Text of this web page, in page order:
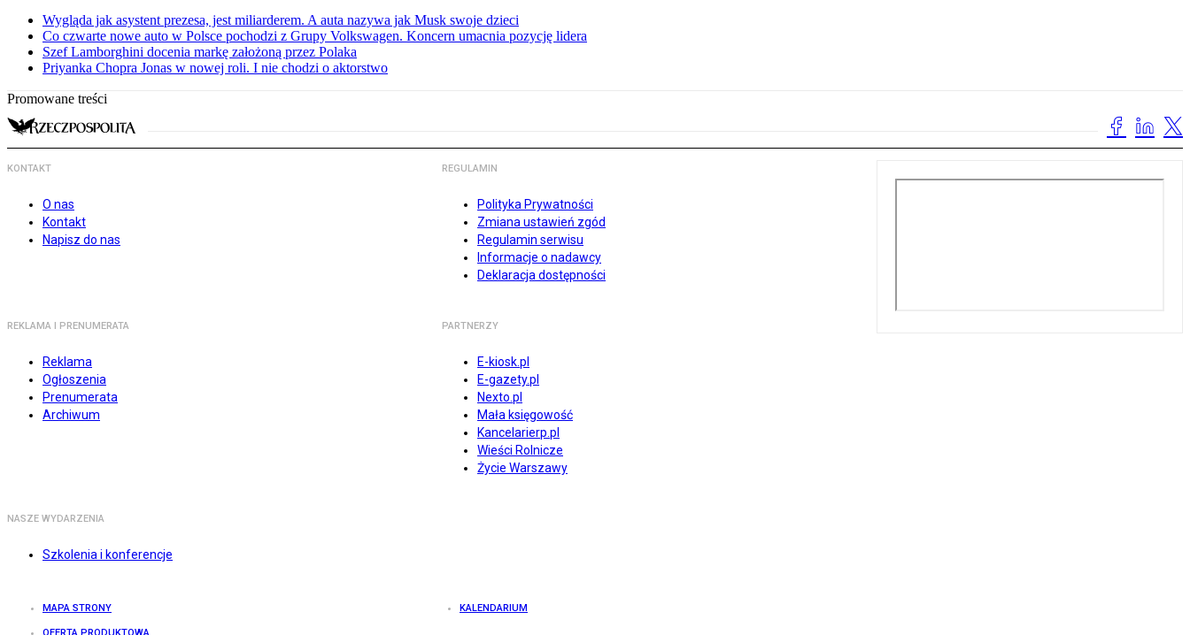
Wygląda jak asystent prezesa, jest miliarderem. A auta nazywa jak Musk swoje dzieci
Co czwarte nowe auto w Polsce pochodzi z Grupy Volkswagen. Koncern umacnia pozycję lidera
Szef Lamborghini docenia markę założoną przez Polaka
Priyanka Chopra Jonas w nowej roli. I nie chodzi o aktorstwo
Promowane treści
KONTAKT
O nas
Kontakt
Napisz do nas
REGULAMIN
Polityka Prywatności
Zmiana ustawień zgód
Regulamin serwisu
Informacje o nadawcy
Deklaracja dostępności
REKLAMA I PRENUMERATA
Reklama
Ogłoszenia
Prenumerata
Archiwum
PARTNERZY
E-kiosk.pl
E-gazety.pl
Nexto.pl
Mała księgowość
Kancelarierp.pl
Wieści Rolnicze
Życie Warszawy
NASZE WYDARZENIA
Szkolenia i konferencje
MAPA STRONY KALENDARIUM